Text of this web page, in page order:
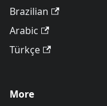
Brazilian
Arabic
Türkçe
More